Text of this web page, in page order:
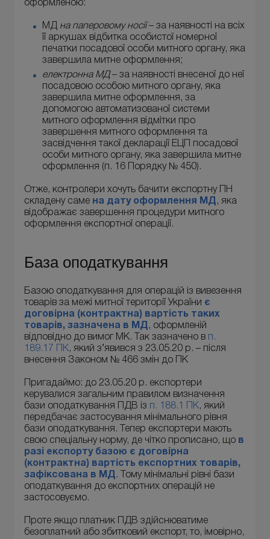
оформленою:
МД на паперовому носії – за наявності на всіх
її аркушах відбитка особистої номерної
печатки посадової особи митного органу, яка
завершила митне оформлення;
електронна МД– за наявності внесеної до неї
посадовою особою митного органу, яка
завершила митне оформлення, за
допомогою автоматизованої системи
митного оформлення відмітки про
завершення митного оформлення та
засвідчення такої декларації ЕЦП посадової
особи митного органу, яка завершила митне
оформлення (п. 16 Порядку № 450).
Отже, контролери хочуть бачити експортну ПН
складену саме на дату оформлення МД , яка
відображає завершення процедури митного
оформлення експортної операції.
База оподаткування
Базою оподаткування для операцій із вивезення
товарів за межі митної території України є
договірна (контрактна) вартість таких
товарів, зазначена в МД , оформленій
відповідно до вимог МК. Так зазначено в п.
189.17 ПК, який з’явився з 23.05.20 р. – після
внесення Законом № 466 змін до ПК
Пригадаймо: до 23.05.20 р. експортери
керувалися загальним правилом визначення
бази оподаткування ПДВ із п. 188.1 ПК, який
передбачає застосування мінімального рівня
бази оподаткування. Тепер експортери мають
свою спеціальну норму, де чітко прописано, що в
разі експорту базою є договірна
(контрактна) вартість експортних товарів,
зафіксована в МД . Тому мінімальні рівні бази
оподаткування до експортних операцій не
застосовуємо.
Проте якщо платник ПДВ здійснюватиме
безоплатний або збитковий експорт, то, імовірно,